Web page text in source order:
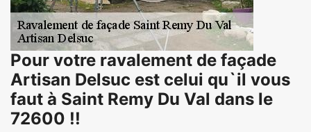
Pour votre ravalement de façade
Artisan Delsuc est celui qu`il vous
faut à Saint Remy Du Val dans le
72600 !!